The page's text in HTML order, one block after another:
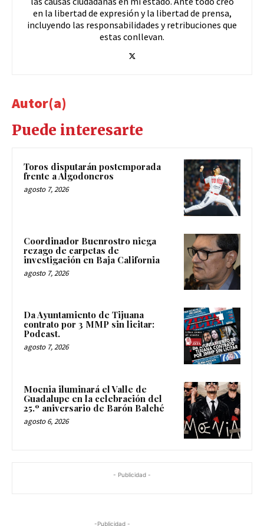
en la libertad de expresión y la libertad de prensa,
incluyendo las responsabilidades y retribuciones que
estas conllevan.
Autor(a)
Puede interesarte
Toros disputarán postemporada
frente a Algodoneros
agosto 7, 2026
Coordinador Buenrostro niega
rezago de carpetas de
investigación en Baja California
agosto 7, 2026
Da Ayuntamiento de Tijuana
contrato por 3 MMP sin licitar:
Podcast.
agosto 7, 2026
Moenia iluminará el Valle de
Guadalupe en la celebración del
25.º aniversario de Barón Balché
agosto 6, 2026
- Publicidad -
-Publicidad -